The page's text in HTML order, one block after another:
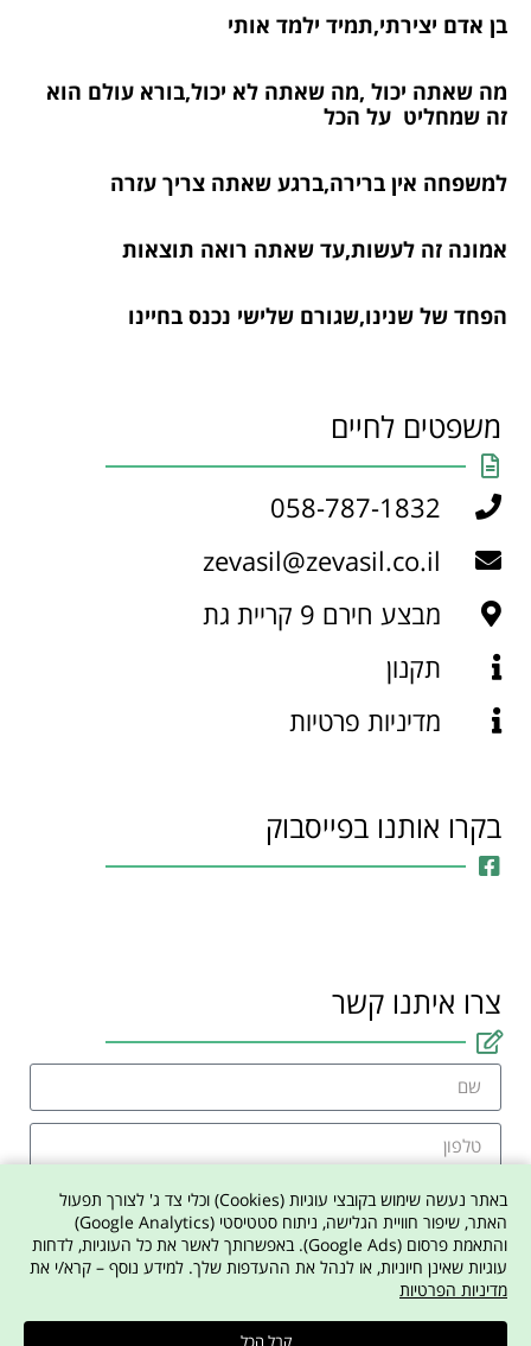
בן אדם יצירתי,תמיד ילמד אותי
מה שאתה יכול ,מה שאתה לא יכול,בורא עולם הוא
זה שמחליט על הכל
למשפחה אין ברירה,ברגע שאתה צריך עזרה
אמונה זה לעשות,עד שאתה רואה תוצאות
הפחד של שנינו,שגורם שלישי נכנס בחיינו
משפטים לחיים
058-787-1832
zevasil@zevasil.co.il
מבצע חירם 9 קריית גת
תקנון
מדיניות פרטיות
בקרו אותנו בפייסבוק
צרו איתנו קשר
אני מסכים למדיניות הפרטיות באתר
באתר נעשה שימוש בקובצי עוגיות (Cookies) וכלי צד ג' לצורך תפעול
האתר, שיפור חוויית הגלישה, ניתוח סטטיסטי (Google Analytics)
והתאמת פרסום (Google Ads). באפשרותך לאשר את כל העוגיות, לדחות
עוגיות שאינן חיוניות, או לנהל את ההעדפות שלך. למידע נוסף – קרא/י את
מדיניות הפרטיות
קבל הכל